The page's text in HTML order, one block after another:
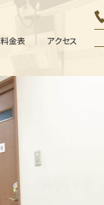
（入れ歯）
料金表 アクセス